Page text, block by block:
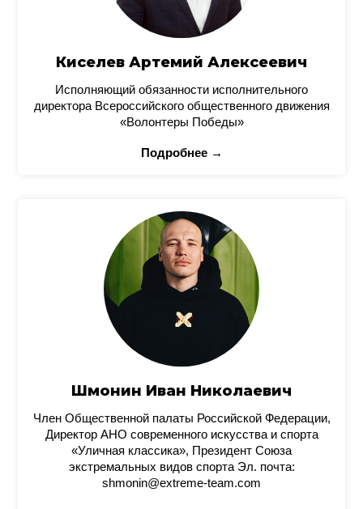
Киселев Артемий Алексеевич
Исполняющий обязанности исполнительного
директора Всероссийского общественного движения
«Волонтеры Победы»
Подробнее →
Шмонин Иван Николаевич
Член Общественной палаты Российской Федерации,
Директор АНО современного искусства и спорта
«Уличная классика», Президент Союза
экстремальных видов спорта Эл. почта:
shmonin@extreme-team.com